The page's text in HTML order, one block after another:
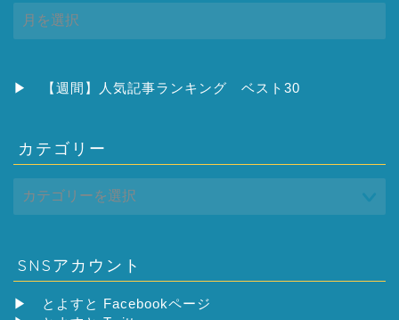
ー
ブ
▶ 【週間】人気記事ランキング ベスト30
カテゴリー
SNSアカウント
▶
とよすと Facebookページ